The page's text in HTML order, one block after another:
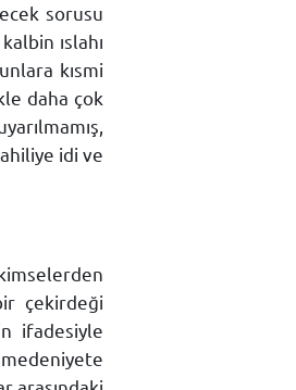
sorusu
ıslahı
kısmi
daha çok
idi ve
çekirdeği
ifadesiyle